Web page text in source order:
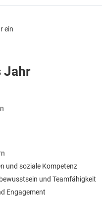
ein
Jahr
und soziale Kompetenz
und Teamfähigkeit
Engagement